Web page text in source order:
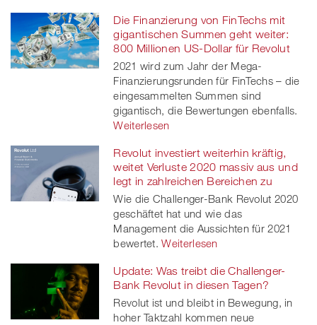
Die Finanzierung von FinTechs mit
gigantischen Summen geht weiter:
800 Millionen US-Dollar für Revolut
2021 wird zum Jahr der Mega-
Finanzierungsrunden für FinTechs – die
eingesammelten Summen sind
gigantisch, die Bewertungen ebenfalls.
Weiterlesen
Revolut investiert weiterhin kräftig,
weitet Verluste 2020 massiv aus und
legt in zahlreichen Bereichen zu
Wie die Challenger-Bank Revolut 2020
geschäftet hat und wie das
Management die Aussichten für 2021
bewertet. Weiterlesen
Update: Was treibt die Challenger-
Bank Revolut in diesen Tagen?
Revolut ist und bleibt in Bewegung, in
hoher Taktzahl kommen neue